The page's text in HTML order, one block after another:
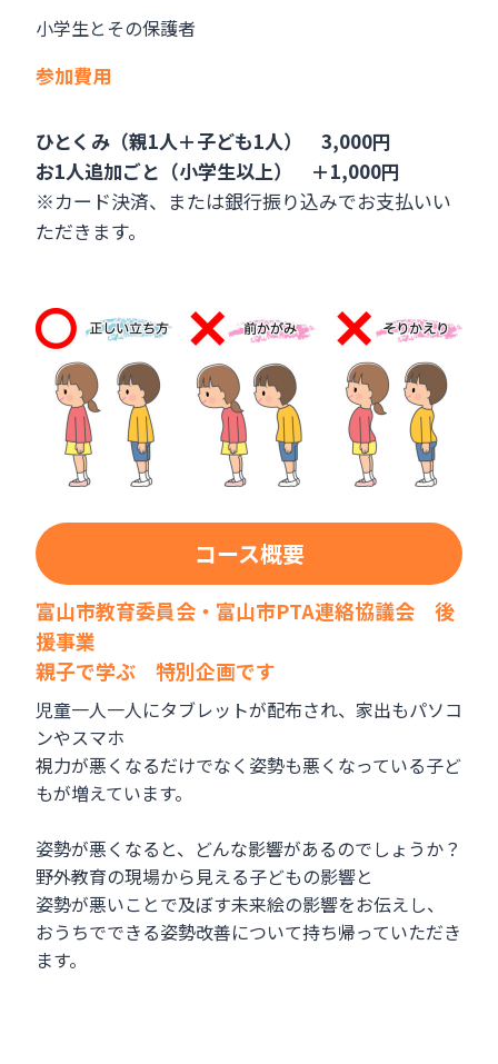
小学生とその保護者
参加費用
ひとくみ（親1人＋子ども1人） 3,000円
お1人追加ごと（小学生以上） ＋1,000円
※カード決済、または銀行振り込みでお支払いい
ただきます。
コース概要
富山市教育委員会・富山市PTA連絡協議会 後
援事業
親子で学ぶ 特別企画です
児童一人一人にタブレットが配布され、家出もパソコ
ンやスマホ
視力が悪くなるだけでなく姿勢も悪くなっている子ど
もが増えています。
姿勢が悪くなると、どんな影響があるのでしょうか？
野外教育の現場から見える子どもの影響と
姿勢が悪いことで及ぼす未来絵の影響をお伝えし、
おうちでできる姿勢改善について持ち帰っていただき
ます。